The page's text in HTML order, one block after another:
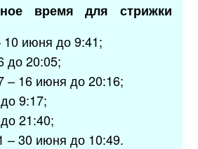
время для стрижки
июня до 9:41;
до 20:05;
– 16 июня до 20:16;
9:17;
21:40;
– 30 июня до 10:49.